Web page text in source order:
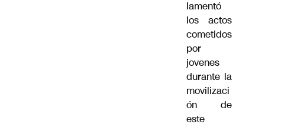
lamentó
los actos
cometidos
por
jovenes
durante la
movilizaci
ón de
este